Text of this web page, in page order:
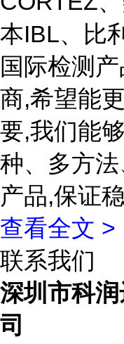
本IBL、比
国际检测
商,希望能
要,我们能
种、多方
产品,保证
查看全文 >
联系我们
深圳市科
司